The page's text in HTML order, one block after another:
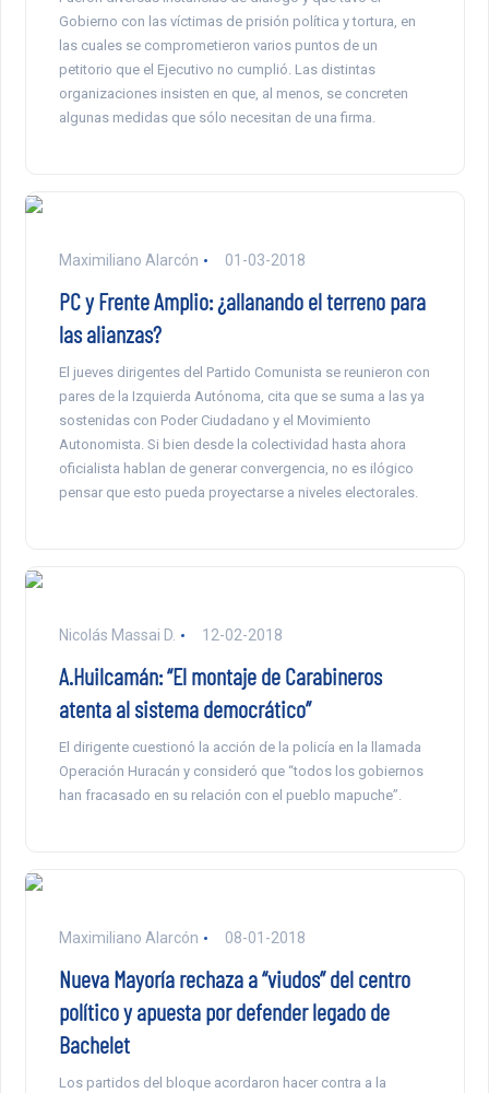
Gobierno con las víctimas de prisión política y tortura, en
las cuales se comprometieron varios puntos de un
petitorio que el Ejecutivo no cumplió. Las distintas
organizaciones insisten en que, al menos, se concreten
algunas medidas que sólo necesitan de una firma.
Maximiliano Alarcón 01-03-2018
PC y Frente Amplio: ¿allanando el terreno para
las alianzas?
El jueves dirigentes del Partido Comunista se reunieron con
pares de la Izquierda Autónoma, cita que se suma a las ya
sostenidas con Poder Ciudadano y el Movimiento
Autonomista. Si bien desde la colectividad hasta ahora
oficialista hablan de generar convergencia, no es ilógico
pensar que esto pueda proyectarse a niveles electorales.
Nicolás Massai D. 12-02-2018
A.Huilcamán: “El montaje de Carabineros
atenta al sistema democrático”
El dirigente cuestionó la acción de la policía en la llamada
Operación Huracán y consideró que “todos los gobiernos
han fracasado en su relación con el pueblo mapuche”.
Maximiliano Alarcón 08-01-2018
Nueva Mayoría rechaza a “viudos” del centro
político y apuesta por defender legado de
Bachelet
Los partidos del bloque acordaron hacer contra a la